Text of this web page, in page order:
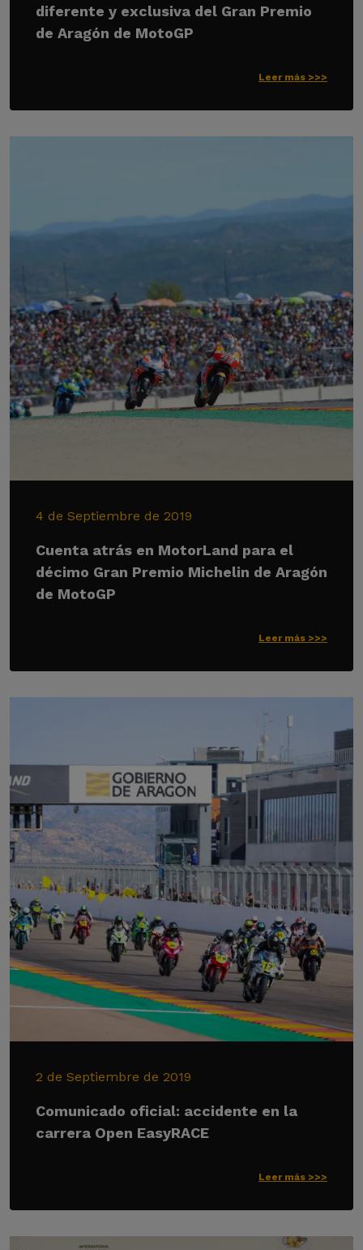
diferente y exclusiva del Gran Premio
de Aragón de MotoGP
Leer más >>>
4 de Septiembre de 2019
Cuenta atrás en MotorLand para el
décimo Gran Premio Michelin de Aragón
de MotoGP
Leer más >>>
2 de Septiembre de 2019
Comunicado oficial: accidente en la
carrera Open EasyRACE
Leer más >>>